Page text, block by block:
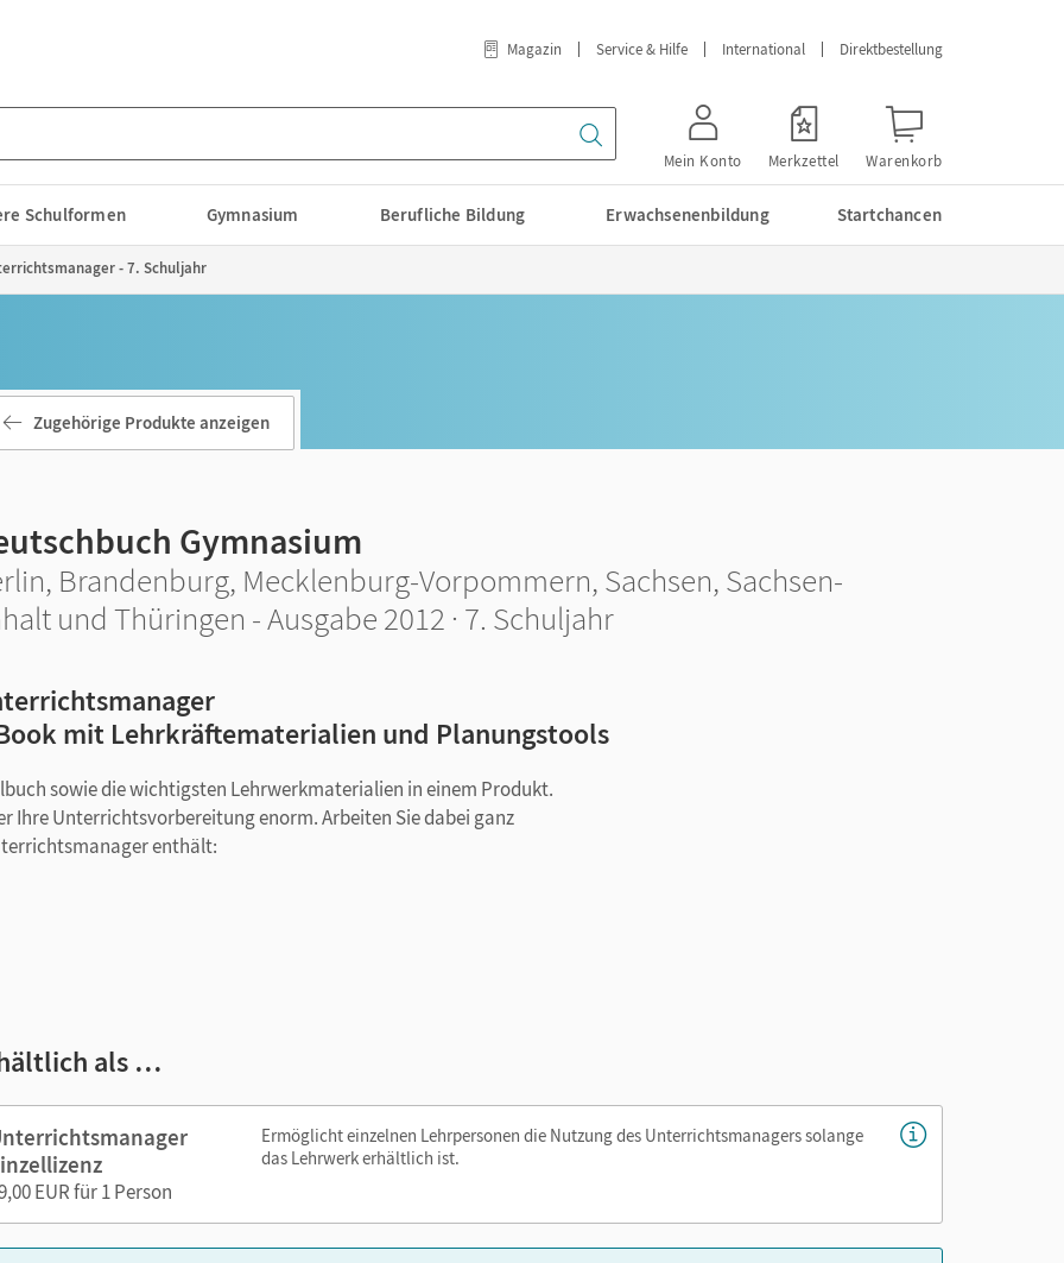
Magazin Service & Hilfe International Direktbestellung
Mein Konto Merkzettel Warenkorb
Schulformen Gymnasium Berufliche Bildung Erwachsenenbildung Startchancen
- 7. Schuljahr
Zugehörige Produkte anzeigen
Gymnasium
Brandenburg, Mecklenburg-Vorpommern, Sachsen, Sachsen-
und Thüringen - Ausgabe 2012 · 7. Schuljahr
mit Lehrkräftematerialien und Planungstools
sowie die wichtigsten Lehrwerkmaterialien in einem Produkt.
Ihre Unterrichtsvorbereitung enorm. Arbeiten Sie dabei ganz
enthält:
Hörverstehen und Lösungshinweisen
als …
EUR für 1 Person
Ermöglicht einzelnen Lehrpersonen die Nutzung des Unterrichtsmanagers solange
das Lehrwerk erhältlich ist.